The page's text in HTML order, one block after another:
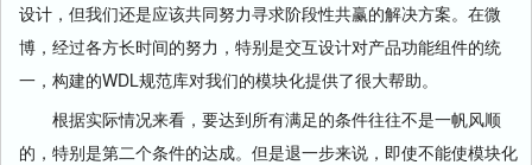
设计，但我们还是应该共同努力寻求阶段性共赢的解决方案。在微
博，经过各方长时间的努力，特别是交互设计对产品功能组件的统
一，构建的WDL规范库对我们的模块化提供了很大帮助。
根据实际情况来看，要达到所有满足的条件往往不是一帆风顺
的，特别是第二个条件的达成。但是退一步来说，即使不能使模块化